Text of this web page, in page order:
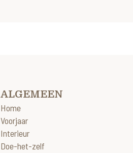
ALGEMEEN
Home
Voorjaar
Interieur
Doe-het-zelf